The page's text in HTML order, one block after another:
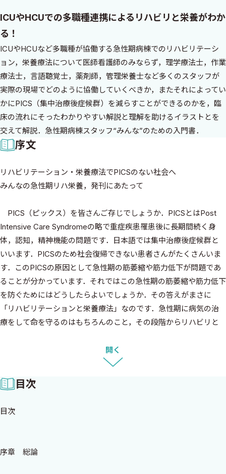
ICUやHCUでの多職種連携によるリハビリと栄養がわか
る！
ICUやHCUなど多職種が協働する急性期病棟でのリハビリテーシ
ョン，栄養療法について医師看護師のみならず，理学療法士，作業
療法士，言語聴覚士，薬剤師，管理栄養士など多くのスタッフが
実際の現場でどのように協働していくべきか，またそれによってい
かにPICS（集中治療後症候群）を減らすことができるのかを，臨
床の流れにそったわかりやすい解説と理解を助けるイラストとを
交えて解説．急性期病棟スタッフ“みんな”のための入門書．
序文
リハビリテーション・栄養療法でPICSのない社会へ
みんなの急性期リハ栄養，発刊にあたって
PICS（ピックス）を皆さんご存じでしょうか．PICSとはPost
Intensive Care Syndromeの略で重症疾患罹患後に長期間続く身
体，認知，精神機能の問題です．日本語では集中治療後症候群と
いいます．PICSのため社会復帰できない患者さんがたくさんいま
す．このPICSの原因として急性期の筋萎縮や筋力低下が問題であ
ることが分かっています．それではこの急性期の筋萎縮や筋力低下
を防ぐためにはどうしたらよいでしょうか．その答えがまさに
「リハビリテーションと栄養療法」なのです．急性期に病気の治
療をして命を守るのはもちろんのこと，その段階からリハビリと
みならず，人を治す，社会復帰させるということの重要性が再認識
私は救急集中治療に関わる医師です．様々な科の医師と連携し
て病気の治療をすることはもちろんのこと，看護師，理学療法
など様々な職種の方と協力しながら急性期のリハビリと栄養療法
きました．自分はリハビリや栄養療法を専門にしているので，勉
開く
目次
目次
序章 総論